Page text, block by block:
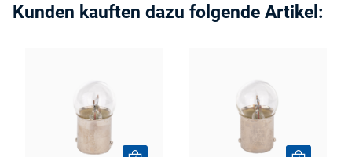
Kunden kauften dazu folgende Artikel: